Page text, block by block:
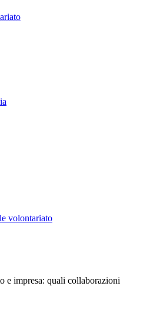
volontariato
e impresa: quali collaborazioni